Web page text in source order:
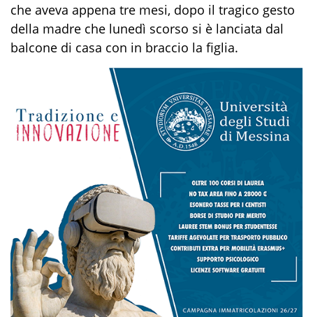
che aveva appena tre mesi, dopo il tragico gesto
della madre che lunedì scorso si è lanciata dal
balcone di casa con in braccio la figlia.